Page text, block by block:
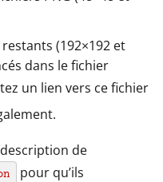
(192×192 et
dans le fichier
un lien vers ce fichier
de
pour qu’ils